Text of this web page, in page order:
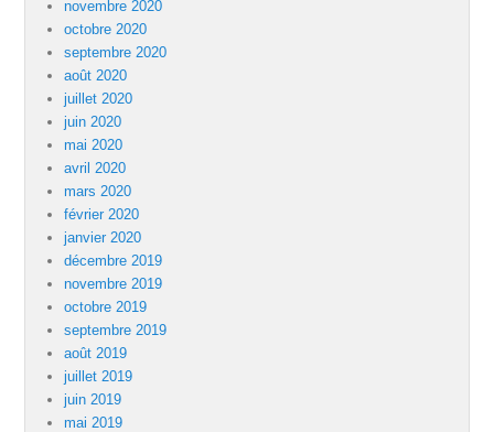
novembre 2020
octobre 2020
septembre 2020
août 2020
juillet 2020
juin 2020
mai 2020
avril 2020
mars 2020
février 2020
janvier 2020
décembre 2019
novembre 2019
octobre 2019
septembre 2019
août 2019
juillet 2019
juin 2019
mai 2019